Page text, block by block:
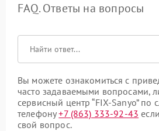
FAQ. Ответы на вопросы
Вы можете ознакомиться с
часто задаваемыми вопросами,
сервисный центр “FIX-Sanyo” по
телефону+7 (863) 333-92-43
свой вопрос.